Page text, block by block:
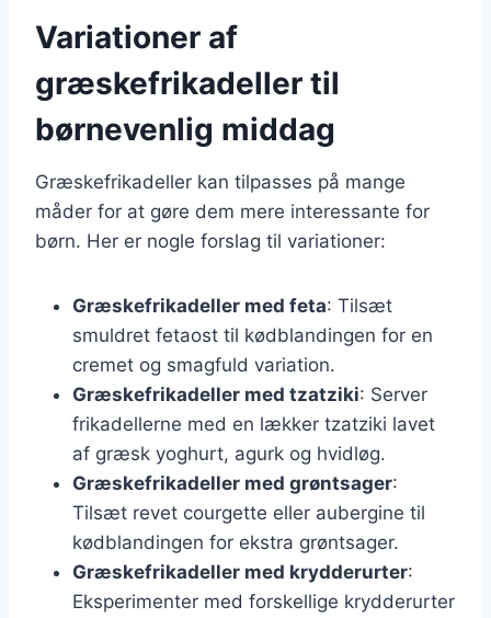
Variationer af
græskefrikadeller til
børnevenlig middag
Græskefrikadeller kan tilpasses på mange
måder for at gøre dem mere interessante for
børn. Her er nogle forslag til variationer:
Græskefrikadeller med feta: Tilsæt
smuldret fetaost til kødblandingen for en
cremet og smagfuld variation.
Græskefrikadeller med tzatziki: Server
frikadellerne med en lækker tzatziki lavet
af græsk yoghurt, agurk og hvidløg.
Græskefrikadeller med grøntsager:
Tilsæt revet courgette eller aubergine til
kødblandingen for ekstra grøntsager.
Græskefrikadeller med krydderurter:
Eksperimenter med forskellige krydderurter